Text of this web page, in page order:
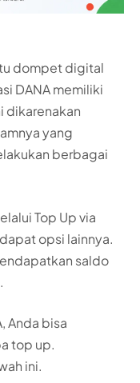
dompet digital
DANA memiliki
dikarenakan
yang
berbagai
Top Up via
opsi lainnya.
saldo
Anda bisa
top up.
ini.